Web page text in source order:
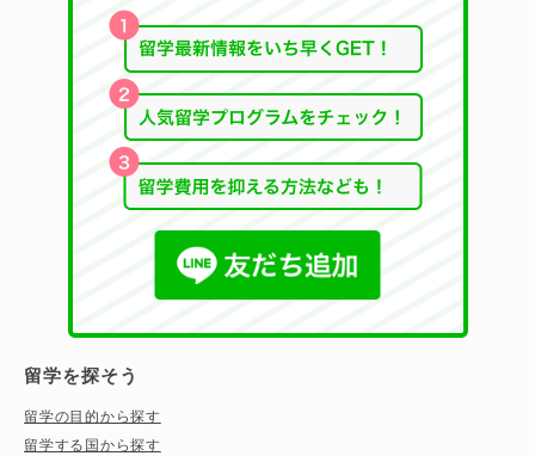
留学を探そう
留学の目的から探す
留学する国から探す